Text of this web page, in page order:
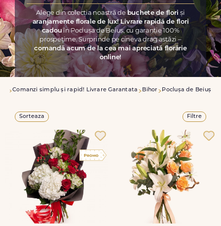
Alege din colecția noastră de buchete de floriși
aranjamente florale de lux! Livrare rapidă de flori
cadou în Poclușa de Beiuș, cu garanție 100%
prospețime. Surprinde pe cineva drag astăzi –
comandă acum de la cea mai apreciată florărie
online!
Comanzi simplu și rapid! Livrare Garantata Bihor Poclușa de Beiuș
Sorteaza Filtre